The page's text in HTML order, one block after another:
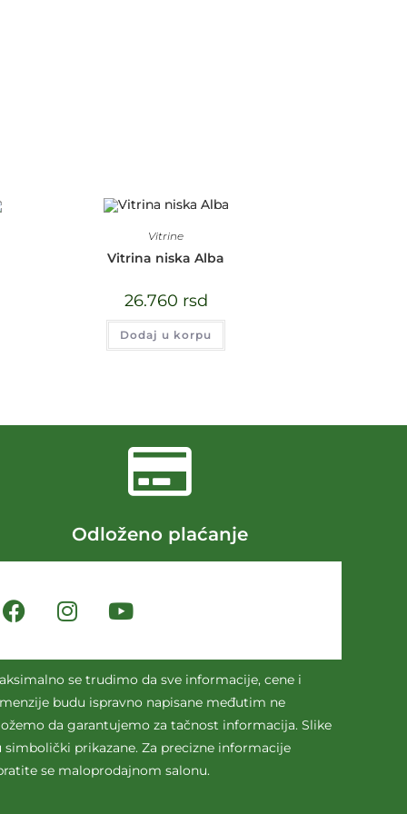
Vitrine
Vitrina niska Alba
26.760 rsd
Dodaj u korpu
Odloženo plaćanje
se trudimo da sve informacije, cene i
budu ispravno napisane međutim ne
da garantujemo za tačnost informacija. Slike
simbolički prikazane. Za precizne informacije
se maloprodajnom salonu.